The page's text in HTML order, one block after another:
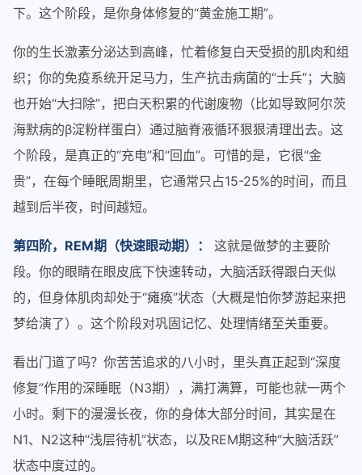
下。这个阶段，是你身体修复的“黄金施工期”。
你的生长激素分泌达到高峰，忙着修复白天受损的肌肉和组
织；你的免疫系统开足马力，生产抗击病菌的“士兵”；大脑
也开始“大扫除”，把白天积累的代谢废物（比如导致阿尔茨
海默病的β淀粉样蛋白）通过脑脊液循环狠狠清理出去。这
个阶段，是真正的“充电”和“回血”。可惜的是，它很“金
贵”，在每个睡眠周期里，它通常只占15-25%的时间，而且
越到后半夜，时间越短。
第四阶，REM期（快速眼动期）：
这就是做梦的主要阶
段。你的眼睛在眼皮底下快速转动，大脑活跃得跟白天似
的，但身体肌肉却处于“瘫痪”状态（大概是怕你梦游起来把
梦给演了）。这个阶段对巩固记忆、处理情绪至关重要。
看出门道了吗？你苦苦追求的八小时，里头真正起到“深度
修复”作用的深睡眠（N3期），满打满算，可能也就一两个
小时。剩下的漫漫长夜，你的身体大部分时间，其实是在
N1、N2这种“浅层待机”状态，以及REM期这种“大脑活跃”
状态中度过的。